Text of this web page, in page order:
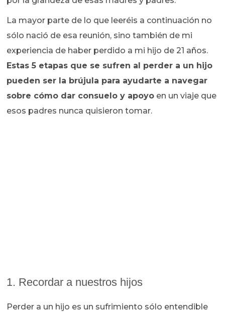
La mayor parte de lo que leeréis a continuación no
sólo nació de esa reunión, sino también de mi
experiencia de haber perdido a mi hijo de 21 años.
Estas 5 etapas que se sufren al perder a un hijo
pueden ser la brújula para ayudarte a navegar
sobre cómo dar consuelo y apoyo en un viaje que
esos padres nunca quisieron tomar.
1. Recordar a nuestros hijos
Perder a un hijo es un sufrimiento sólo entendible